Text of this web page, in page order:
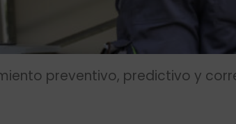
preventivo, predictivo y